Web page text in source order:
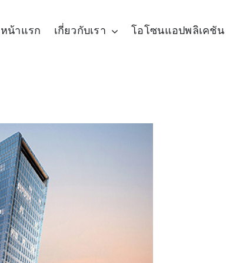
หน้าแรก เกี่ยวกับเรา โอโซนแอปพลิเคชัน